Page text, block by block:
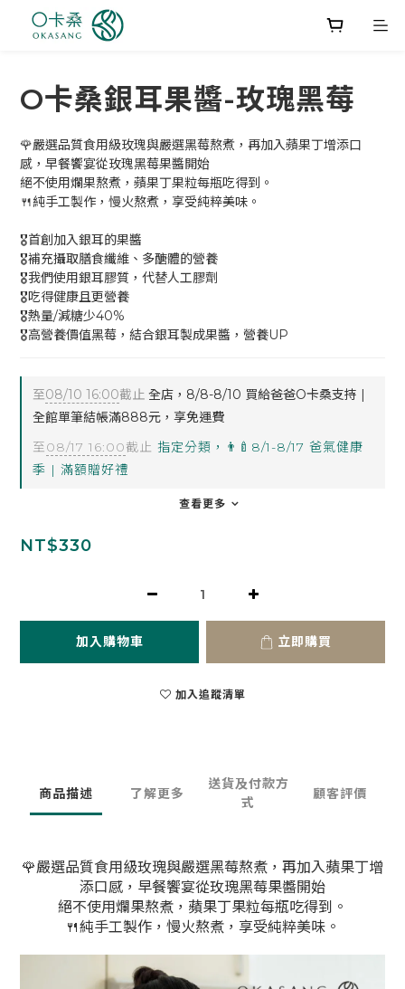
O卡桑銀耳果醬-玫瑰黑莓
🌹嚴選品質食用級玫瑰與嚴選黑莓熬煮，再加入蘋果丁增添口
感，早餐饗宴從玫瑰黑莓果醬開始
絕不使用爛果熬煮，蘋果丁果粒每瓶吃得到。
🍴純手工製作，慢火熬煮，享受純粹美味。
🎖️首創加入銀耳的果醬
🎖️補充攝取膳食纖維、多醣體的營養
🎖️我們使用銀耳膠質，代替人工膠劑
🎖️吃得健康且更營養
🎖️熱量/減糖少40%
🎖️高營養價值黑莓，結合銀耳製成果醬，營養UP
至08/10 16:00截止 全店，8/8-8/10 買給爸爸O卡桑支持 |
全館單筆結帳滿888元，享免運費
至08/17 16:00截止 指定分類，👨‍🍼8/1-8/17 爸氣健康
季 | 滿額贈好禮
查看更多
NT$330
加入購物車 立即購買
加入追蹤清單
商品描述 了解更多
送貨及付款方
式
顧客評價
🌹嚴選品質食用級玫瑰與嚴選黑莓熬煮，再加入蘋果丁增
添口感，早餐饗宴從玫瑰黑莓果醬開始
絕不使用爛果熬煮，蘋果丁果粒每瓶吃得到。
🍴純手工製作，慢火熬煮，享受純粹美味。